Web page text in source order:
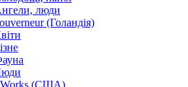
люди
(Голандія)
Works (США)